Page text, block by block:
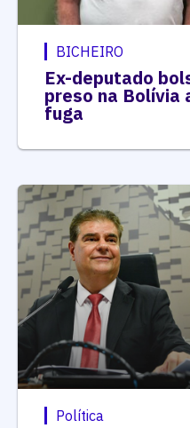
BICHEIRO
Ex-deputado
preso na Bolívia
fuga
Política